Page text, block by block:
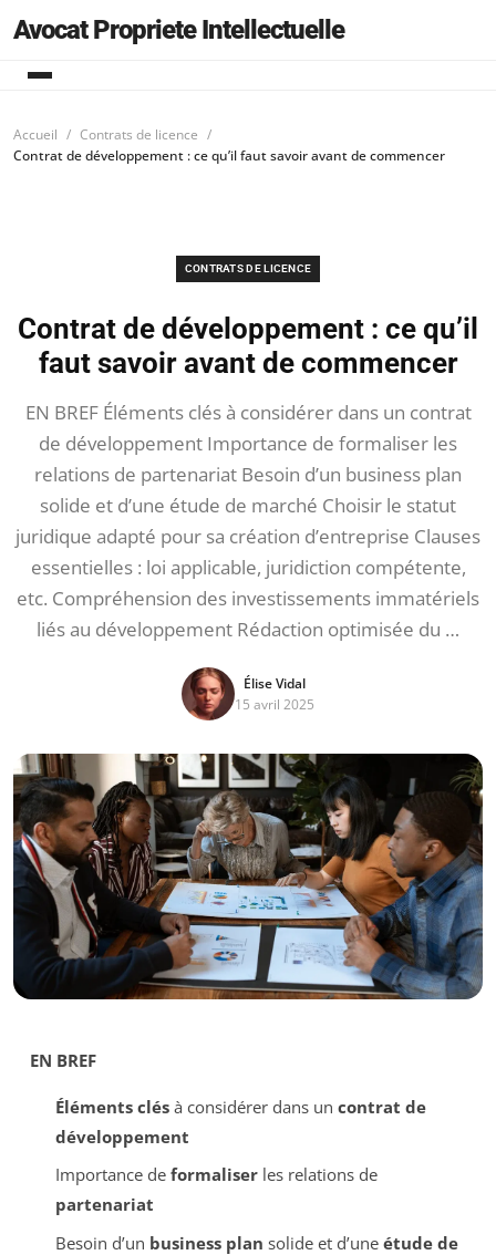
Avocat Propriete Intellectuelle
Accueil
Contrats de licence
Contrat de développement : ce qu’il faut savoir avant de commencer
CONTRATS DE LICENCE
Contrat de développement : ce qu’il
faut savoir avant de commencer
EN BREF Éléments clés à considérer dans un contrat
de développement Importance de formaliser les
relations de partenariat Besoin d’un business plan
solide et d’une étude de marché Choisir le statut
juridique adapté pour sa création d’entreprise Clauses
essentielles : loi applicable, juridiction compétente,
etc. Compréhension des investissements immatériels
liés au développement Rédaction optimisée du …
Élise Vidal
15 avril 2025
EN BREF
Éléments clésà considérer dans un contrat de
développement
Importance de formaliserles relations de
partenariat
Besoin d’un business plan solide et d’une étude de